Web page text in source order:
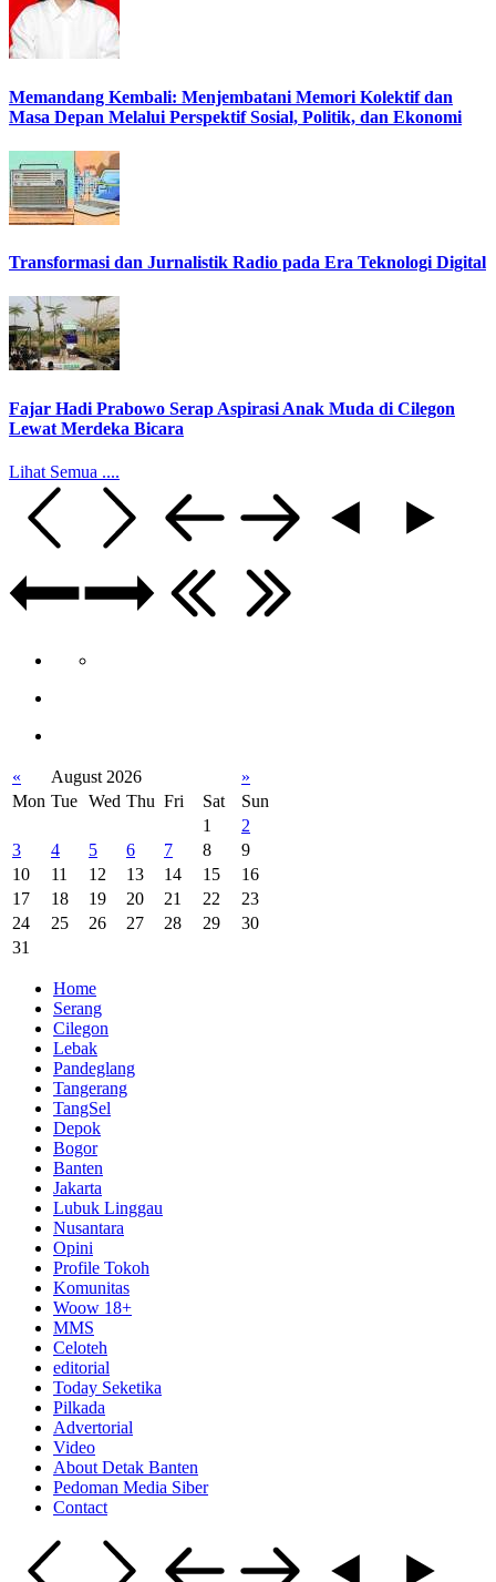
Memandang Kembali: Menjembatani Memori Kolektif dan
Masa Depan Melalui Perspektif Sosial, Politik, dan Ekonomi
Transformasi dan Jurnalistik Radio pada Era Teknologi Digital
Fajar Hadi Prabowo Serap Aspirasi Anak Muda di Cilegon
Lewat Merdeka Bicara
Lihat Semua ....
« August 2026
»
Mon Tue Wed Thu Fri Sat
Sun
1
2
3
4 5 6 7 8
9
10
11 12 13 14 15
16
17
18 19 20 21 22
23
24
25 26 27 28 29
30
31
Home
Serang
Cilegon
Lebak
Pandeglang
Tangerang
TangSel
Depok
Bogor
Banten
Jakarta
Lubuk Linggau
Nusantara
Opini
Profile Tokoh
Komunitas
Woow 18+
MMS
Celoteh
editorial
Today Seketika
Pilkada
Advertorial
Video
About Detak Banten
Pedoman Media Siber
Contact